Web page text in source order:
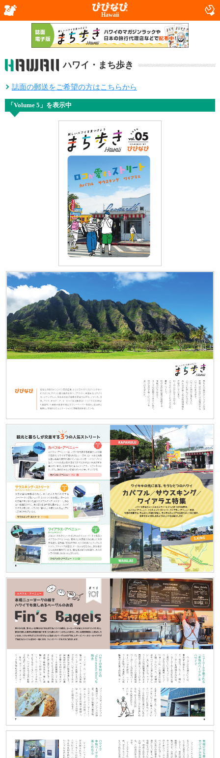
Hawaii
ハワイ・まち歩き
誌面の郵送をご希望の方はこちらから
「Volume 5」を表示中